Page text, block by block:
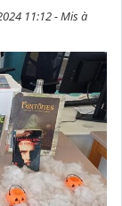
11:12 - Mis à